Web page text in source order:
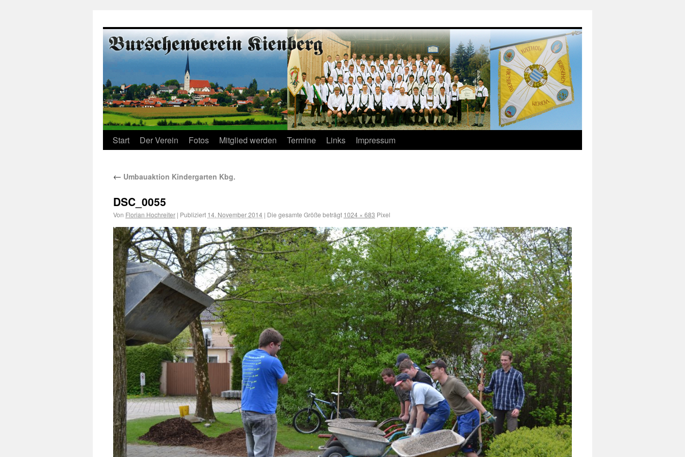
Start Der Verein Fotos Mitglied werden Termine Links Impressum
← Umbauaktion Kindergarten Kbg.
DSC_0055
Von Florian Hochreiter | Publiziert 14. November 2014 | Die gesamte Größe beträgt 1024 × 683 Pixel